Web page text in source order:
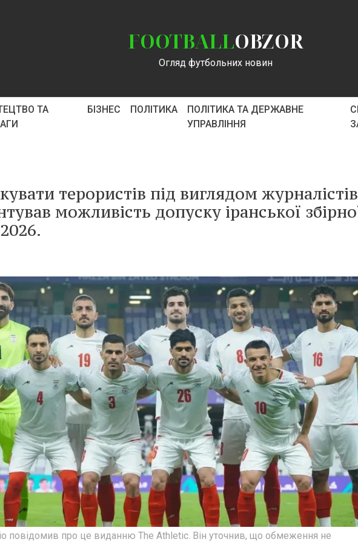
FOOTBALLOBZOR
Огляд футбольних новин
ТА
БІЗНЕС ПОЛІТИКА
ПОЛІТИКА ТА ДЕРЖАВНЕ
УПРАВЛІННЯ
терористів під виглядом
можливість допуску іранської
повідомив про це виданню The Athletic. Він уточнив, що обмеження не